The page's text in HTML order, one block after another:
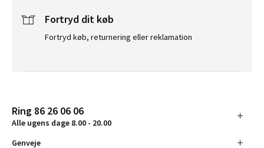
Fortryd dit køb
Fortryd køb, returnering eller reklamation
Ring 86 26 06 06
Alle ugens dage 8.00 - 20.00
Genveje